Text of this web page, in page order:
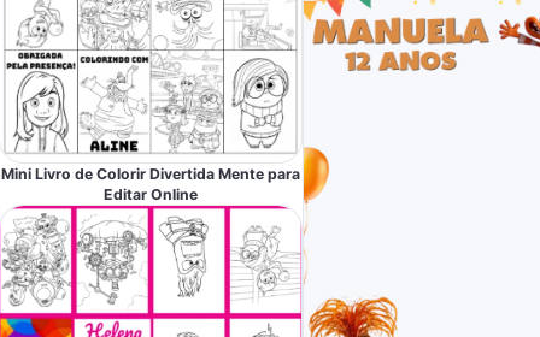
Mini Livro de Colorir Divertida Mente para
Editar Online